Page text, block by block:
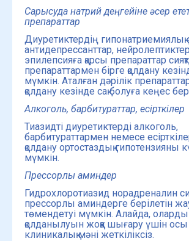
Сарысуда натрий деңгейіне әсер
препараттар
Диуретиктердің гипонатриемиялық
антидепрессанттар,
эпилепсияға қарсы препараттар
препараттармен бірге қолдану
мүмкін. Аталған дәрілік
қолдану кезінде сақ болуға кеңес
Алкоголь, барбитураттар, есірткілер
Тиазидті диуретиктерді алкоголь,
барбитураттармен немесе
қолдану ортостаздық гипотензияны
мүмкін.
Прессорлы аминдер
Гидрохлоротиазид норадреналин
прессорлы аминдерге берілетін
төмендетуі мүмкін. Алайда,
қолданылуын жоққа шығару үшін осы
клиникалық мәні жеткіліксіз.